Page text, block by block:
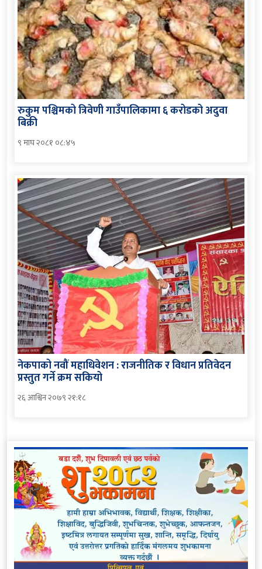
रुकुम पश्चिमको त्रिवेणी गाउँपालिकामा ६ करोडको अदुवा
बिक्री
९ माघ २०८१ ०८:४५
नेकपाको नवौं महाधिवेशन : राजनीतिक र विधान प्रतिवेदन
प्रस्तुत गर्ने क्रम सकियो
२६ आश्विन २०७९ २१:१८